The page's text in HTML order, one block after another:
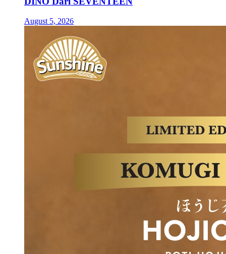
August 5, 2026